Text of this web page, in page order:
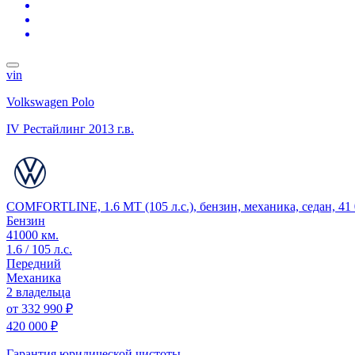
vin
Volkswagen Polo
IV Рестайлинг 2013 г.в.
COMFORTLINE, 1.6 MT (105 л.с.), бензин, механика, седан,
Бензин
41000 км.
1.6 / 105 л.с.
Передний
Механика
2 владельца
от 332 990 ₽
420 000 ₽